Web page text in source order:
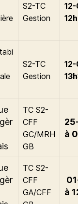
S2-TC
Gestion
S2-TC
Gestion
TC S2-
CFF
GC/MRH
GB
à
TC S2-
CFF
GA/CFF
à